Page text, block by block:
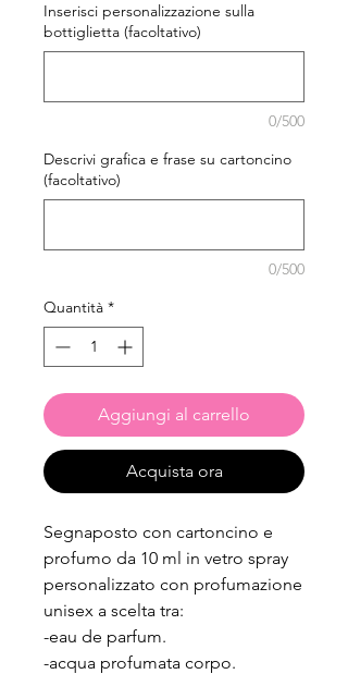
Inserisci personalizzazione sulla
bottiglietta (facoltativo)
0/500
Descrivi grafica e frase su cartoncino
(facoltativo)
0/500
Quantità *
Aggiungi al carrello
Acquista ora
Segnaposto con cartoncino e
profumo da 10 ml in vetro spray
personalizzato con profumazione
unisex a scelta tra:
-eau de parfum.
-acqua profumata corpo.